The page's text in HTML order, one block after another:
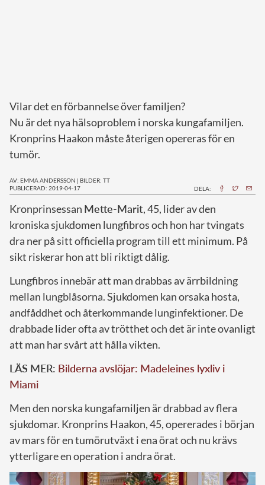
Vilar det en förbannelse över familjen?
Nu är det nya hälsoproblem i norska kungafamiljen.
Kronprins Haakon måste återigen opereras för en
tumör.
AV: EMMA ANDERSSON | BILDER: TT
PUBLICERAD: 2019-04-17
DELA:
Kronprinsessan Mette-Marit, 45, lider av den
kroniska sjukdomen lungfibros och hon har tvingats
dra ner på sitt officiella program till ett minimum. På
sikt riskerar hon att bli riktigt dålig.
Lungfibros innebär att man drabbas av ärrbildning
mellan lungblåsorna. Sjukdomen kan orsaka hosta,
andfåddhet och återkommande lunginfektioner. De
drabbade lider ofta av trötthet och det är inte ovanligt
att man har svårt att hålla vikten.
LÄS MER: Bilderna avslöjar: Madeleines lyxliv i
Miami
Men den norska kungafamiljen är drabbad av flera
sjukdomar. Kronprins Haakon, 45, opererades i början
av mars för en tumörutväxt i ena örat och nu krävs
ytterligare en operation i andra örat.